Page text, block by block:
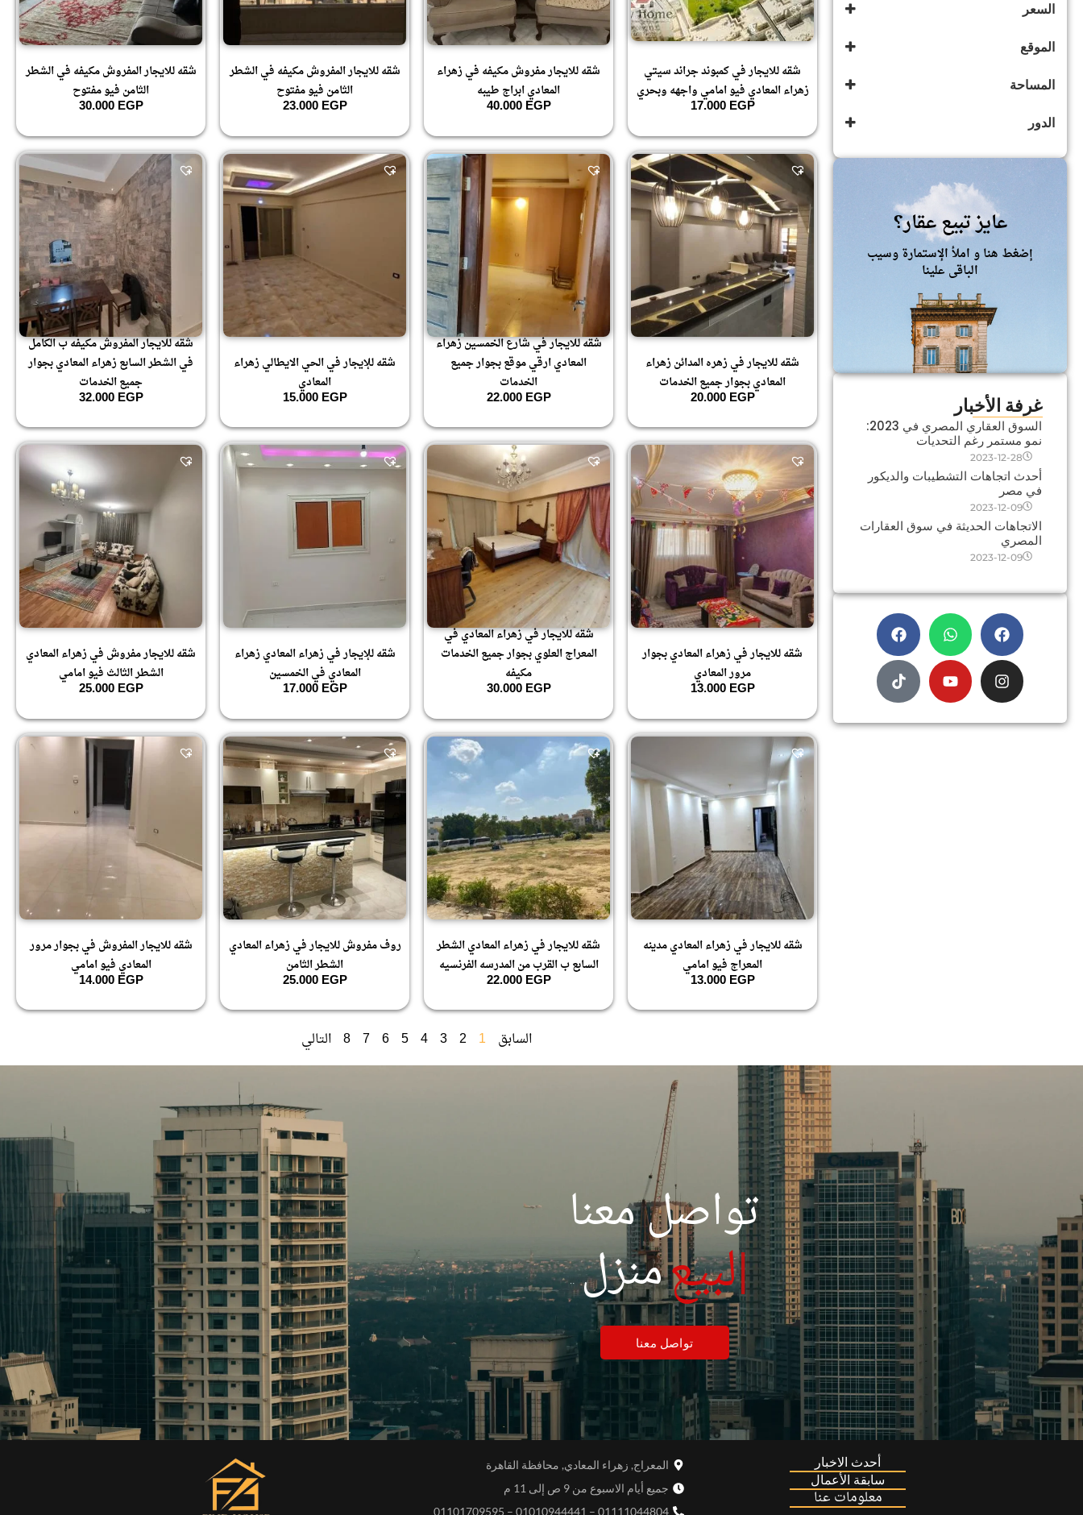
السعر
الموقع
المساحة
الدور
عايز تبيع عقار؟
إضغط هنا و املأ الإستمارة وسيب
الباقى علينا
غرفة الأخبار
السوق العقاري المصري في 2023:
نمو مستمر رغم التحديات
2023-12-28
أحدث اتجاهات التشطيبات والديكور
في مصر
2023-12-09
الاتجاهات الحديثة في سوق العقارات
المصري
2023-12-09
شقه للايجار في كمبوند جراند سيتي
زهراء المعادي فيو امامي واجهه وبحري
17.000EGP
شقه للايجار مفروش مكيفه في زهراء
المعادي ابراج طيبه
40.000EGP
شقه للايجار المفروش مكيفه في الشطر
الثامن فيو مفتوح
23.000EGP
شقه للايجار المفروش مكيفه في الشطر
الثامن فيو مفتوح
30.000EGP
شقه للايجار في زهره المدائن زهراء
المعادي بجوار جميع الخدمات
20.000EGP
شقه للايجار في شارع الخمسين زهراء
المعادي ارقي موقع بجوار جميع
الخدمات
22.000EGP
شقه للإيجار في الحي الايطالي زهراء
المعادي
15.000EGP
شقه للايجار المفروش مكيفه ب الكامل
في الشطر السابع زهراء المعادي بجوار
جميع الخدمات
32.000EGP
شقه للايجار في زهراء المعادي بجوار
مرور المعادي
13.000EGP
شقه للايجار في زهراء المعادي في
المعراج العلوي بجوار جميع الخدمات
مكيفه
30.000EGP
شقه للإيجار في زهراء المعادي زهراء
المعادي في الخمسين
17.000EGP
شقه للايجار مفروش في زهراء المعادي
الشطر الثالث فيو امامي
25.000EGP
شقه للايجار في زهراء المعادي مدينه
المعراج فيو امامي
13.000EGP
شقه للايجار في زهراء المعادي الشطر
السابع ب القرب من المدرسه الفرنسيه
22.000EGP
روف مفروش للايجار في زهراء المعادي
الشطر الثامن
25.000EGP
شقه للايجار المفروش في بجوار مرور
المعادي فيو امامي
14.000EGP
السابق 1
2
3
4
5
6
7
8 التالي
تواصل معنا
لبيع| منزل
تواصل معنا
أحدث الاخبار
سابقة الأعمال
معلومات عنا
المعراج, زهراء المعادي, محافظة القاهرة
جميع أيام الاسبوع من 9 ص إلى 11 م
01111044804 – 01010944441 – 01101709595